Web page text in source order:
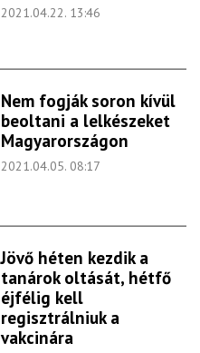
2021.04.22. 13:46
Nem fogják soron kívül
beoltani a lelkészeket
Magyarországon
2021.04.05. 08:17
Jövő héten kezdik a
tanárok oltását, hétfő
éjfélig kell
regisztrálniuk a
vakcinára